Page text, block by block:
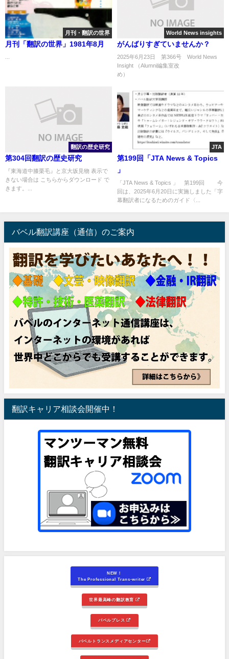
月刊・翻訳の世界
月刊「翻訳の世界」1981年8月
World News insights
がんばりすぎていませんか？
2025年6月23日 第366号 World News
Insight （Alumni編集室改
め）
翻訳の歴史研究
第304回翻訳の歴史研究
『東海道中膝栗毛』と京大坂見物 表示で
きない場合は こちらからダウンロード で
きます。...
JTA
第199回「JTA News & Topics
」
「JTA News & Topics 」 第199回 今
回は、2025年6月20日に実施しました「字
幕翻訳者になるためのガイド〈...
バベル翻訳講座（通信）のご案内
翻訳キャリア相談会開催中！
NEW！
The Professional Trans-writer
世界最高峰の翻訳教育
バベルプレス
バベルトランスメディアセンター